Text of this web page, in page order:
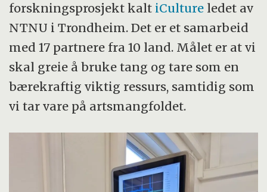
forskningsprosjekt kalt iCulture ledet av
NTNU i Trondheim. Det er et samarbeid
med 17 partnere fra 10 land. Målet er at vi
skal greie å bruke tang og tare som en
bærekraftig viktig ressurs, samtidig som
vi tar vare på artsmangfoldet.